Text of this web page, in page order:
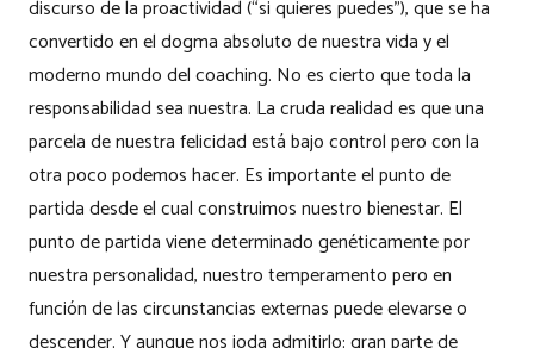
discurso de la proactividad (“si quieres puedes”), que se ha
convertido en el dogma absoluto de nuestra vida y el
moderno mundo del coaching. No es cierto que toda la
responsabilidad sea nuestra. La cruda realidad es que una
parcela de nuestra felicidad está bajo control pero con la
otra poco podemos hacer. Es importante el punto de
partida desde el cual construimos nuestro bienestar. El
punto de partida viene determinado genéticamente por
nuestra personalidad, nuestro temperamento pero en
función de las circunstancias externas puede elevarse o